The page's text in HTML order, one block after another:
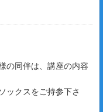
の同伴は、講座の内容
ックスをご持参下さ